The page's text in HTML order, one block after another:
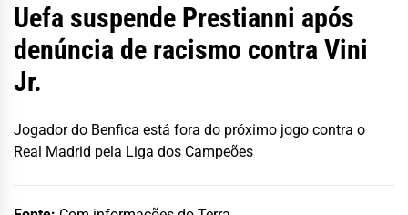
Uefa suspende Prestianni após
denúncia de racismo contra Vini
Jr.
Jogador do Benfica está fora do próximo jogo contra o
Real Madrid pela Liga dos Campeões